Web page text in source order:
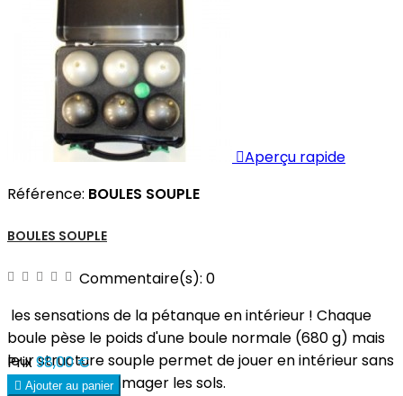
Aperçu rapide
Référence: BOULES SOUPLE
BOULES SOUPLE
Commentaire(s): 0
les sensations de la pétanque en intérieur ! Chaque
boule pèse le poids d'une boule normale (680 g) mais
leur structure souple permet de jouer en intérieur sans
risquer d'endommager les sols.
Prix98,00 €
 Ajouter au panier